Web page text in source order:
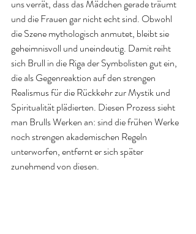
uns verrät, dass das Mädchen gerade träumt
und die Frauen gar nicht echt sind. Obwohl
die Szene mythologisch anmutet, bleibt sie
geheimnisvoll und uneindeutig. Damit reiht
sich Brull in die Riga der Symbolisten gut ein,
die als Gegenreaktion auf den strengen
Realismus für die Rückkehr zur Mystik und
Spiritualität plädierten. Diesen Prozess sieht
man Brulls Werken an: sind die frühen Werke
noch strengen akademischen Regeln
unterworfen, entfernt er sich später
zunehmend von diesen.